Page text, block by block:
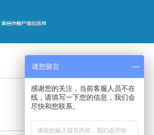
家合作客户信心选择
传真：
0379-62786111
请您留言
感谢您的关注，当前客服人员不在
线，请填写一下您的信息，我们会
尽快和您联系。